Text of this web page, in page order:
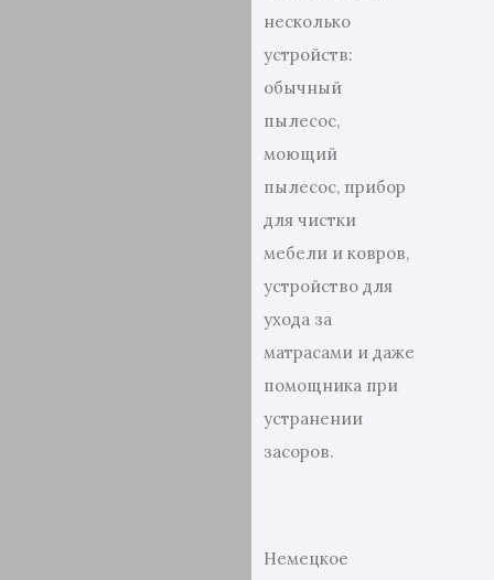
несколько
устройств:
обычный
пылесос,
моющий
пылесос, прибор
для чистки
мебели и ковров,
устройство для
ухода за
матрасами и даже
помощника при
устранении
засоров.
Немецкое